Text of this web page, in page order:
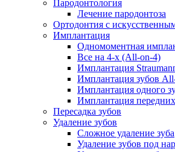
Пародонтология
Лечение пародонтоза
Ортодонтия с
Имплантация
Одномоментная
Все на 4-х (All-on-4)
Имплантация
Имплантация зубов
Имплантация одного
Имплантация
Пересадка зубов
Удаление зубов
Сложное удаление зуба
Удаление зубов под